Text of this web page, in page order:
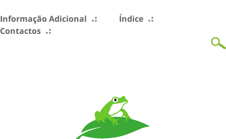
Informação Adicional
Índice
Contactos